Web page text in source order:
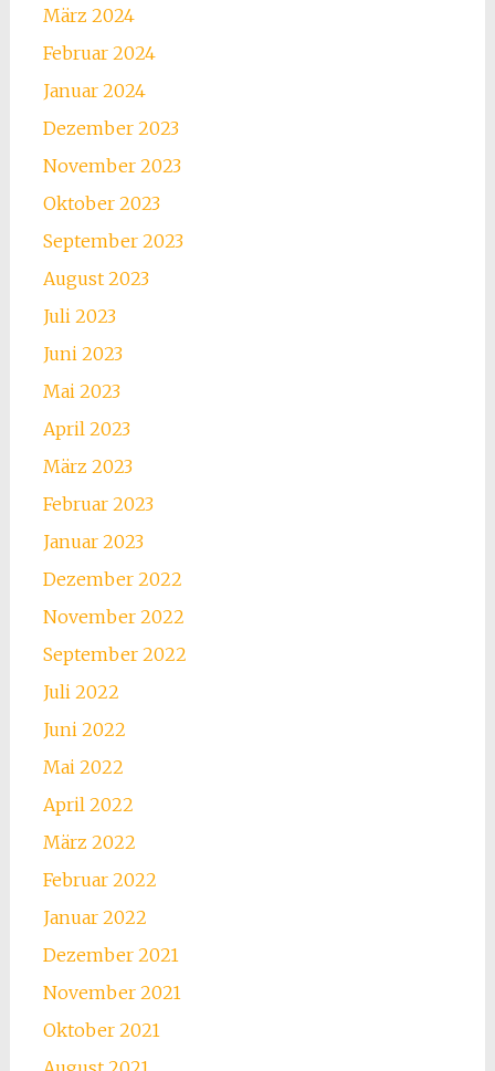
März 2024
Februar 2024
Januar 2024
Dezember 2023
November 2023
Oktober 2023
September 2023
August 2023
Juli 2023
Juni 2023
Mai 2023
April 2023
März 2023
Februar 2023
Januar 2023
Dezember 2022
November 2022
September 2022
Juli 2022
Juni 2022
Mai 2022
April 2022
März 2022
Februar 2022
Januar 2022
Dezember 2021
November 2021
Oktober 2021